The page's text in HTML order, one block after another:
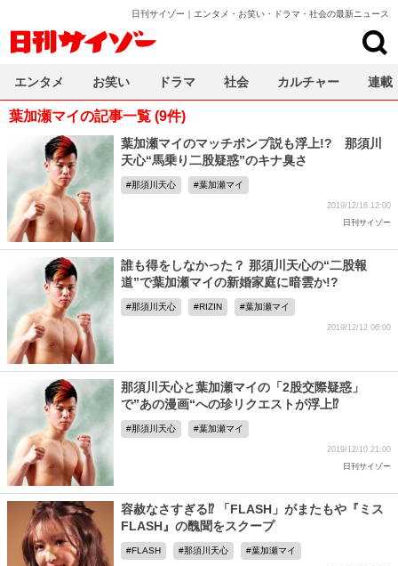
日刊サイゾー｜エンタメ・お笑い・ドラマ・社会の最新ニュース
葉加瀬マイの記事一覧 (9件)
葉加瀬マイのマッチポンプ説も浮上!? 那須川
天心“馬乗り二股疑惑”のキナ臭さ
那須川天心 葉加瀬マイ
2019/12/16 12:00
日刊サイゾー
誰も得をしなかった？ 那須川天心の“二股報
道”で葉加瀬マイの新婚家庭に暗雲か!?
那須川天心 RIZIN 葉加瀬マイ
2019/12/12 06:00
那須川天心と葉加瀬マイの「2股交際疑惑」
で”あの漫画“への珍リクエストが浮上⁉
那須川天心 葉加瀬マイ
2019/12/10 21:00
日刊サイゾー
容赦なさすぎる⁉ 「FLASH」がまたもや『ミス
FLASH』の醜聞をスクープ
FLASH 那須川天心 葉加瀬マイ
エンタメ お笑い ドラマ 社会 カルチャー 連載